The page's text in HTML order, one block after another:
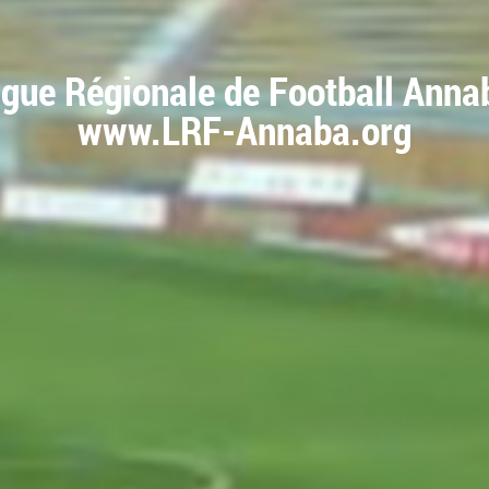
Régionale de Football
www.LRF-Annaba.org